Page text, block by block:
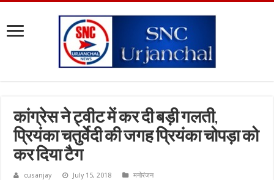
कांग्रेस ने ट्वीट में कर दी बड़ी गलती,
प्रियंका चतुर्वेदी की जगह प्रियंका चोपड़ा को
कर दिया टैग
cusanjay July 15, 2018 मनोरंजन